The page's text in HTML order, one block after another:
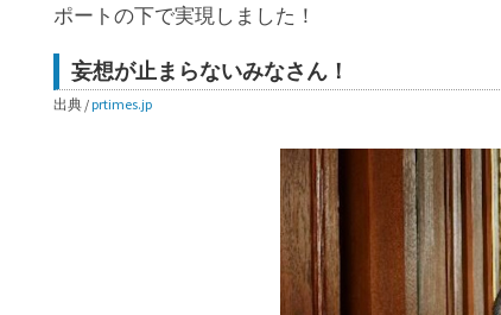
ポートの下で実現しました！
妄想が止まらないみなさん！
出典 / prtimes.jp